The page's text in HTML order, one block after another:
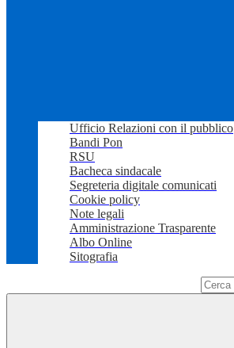
Ufficio Relazioni con il pubblico
Bandi Pon
RSU
Bacheca sindacale
Segreteria digitale comunicati
Cookie policy
Note legali
Amministrazione Trasparente
Albo Online
Sitografia